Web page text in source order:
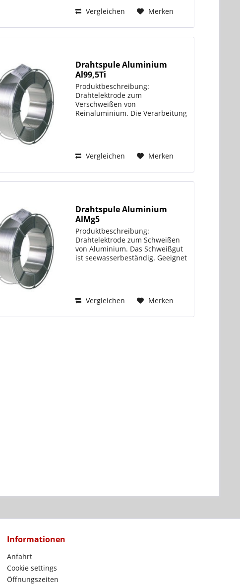
A5.28 ER80S-G...
Vergleichen Merken
Drahtspule Aluminium
Al99,5Ti
Produktbeschreibung:
Drahtelektrode zum
Verschweißen von
Reinaluminium. Die Verarbeitung
Heißrisse zu vermeiden. Der
Vergleichen Merken
Drahtspule Aluminium
AlMg5
Produktbeschreibung:
Drahtelektrode zum Schweißen
von Aluminium. Das Schweißgut
ist seewasserbeständig. Geeignet
Beachten Sie unsere...
Vergleichen Merken
Informationen
Anfahrt
Cookie settings
Öffnungszeiten